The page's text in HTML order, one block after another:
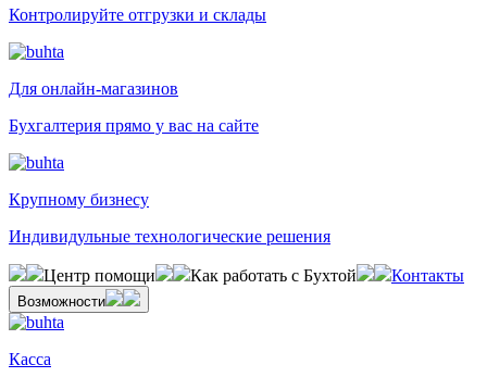
Контролируйте отгрузки и склады
Для онлайн-магазинов
Бухгалтерия прямо у вас на сайте
Крупному бизнесу
Индивидульные технологические решения
Центр помощи Как работать с Бухтой Контакты
Возможности
Касса